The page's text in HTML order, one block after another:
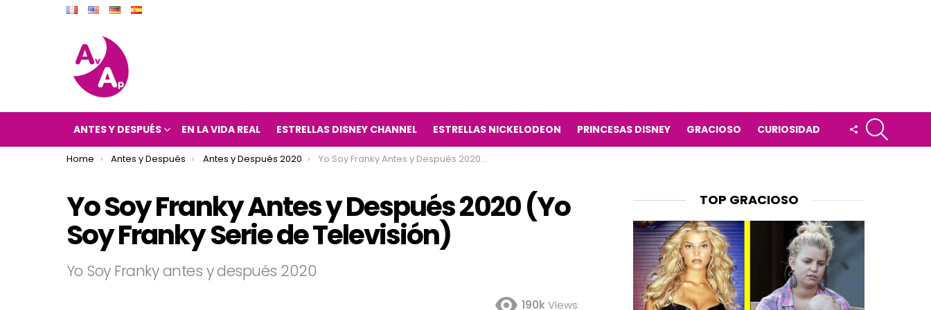
ANTES Y DESPUÉS EN LA VIDA REAL ESTRELLAS DISNEY CHANNEL ESTRELLAS NICKELODEON PRINCESAS DISNEY GRACIOSO CURIOSIDAD
FOLLOW
US
You are here:
Home Antes y Después Antes y Después 2020 Yo Soy Franky Antes y Después 2020 (Yo Soy Franky Serie de Televisión)
Yo Soy Franky Antes y Después 2020 (Yo
Soy Franky Serie de Televisión)
Yo Soy Franky antes y después 2020
190kViews
TOP GRACIOSO